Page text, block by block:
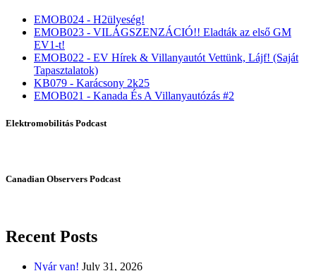
EMOB024 - H2ülyeség!
EMOB023 - VILÁGSZENZÁCIÓ!! Eladták az első GM
EV1-t!
EMOB022 - EV Hírek & Villanyautót Vettünk, Lájf! (Saját
Tapasztalatok)
KB079 - Karácsony 2k25
EMOB021 - Kanada És A Villanyautózás #2
Elektromobilitás Podcast
Canadian Observers Podcast
Recent Posts
Nyár van! July 31, 2026